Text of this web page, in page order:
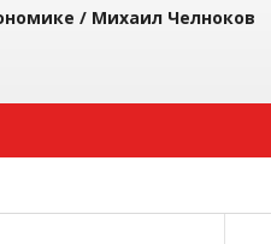
/ Михаил Челноков